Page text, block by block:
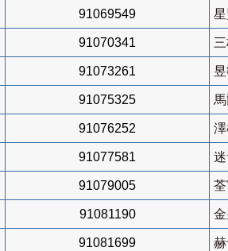
91069549
91070341
91073261
91075325
91076252
91077581
91079005
91081190
91081699